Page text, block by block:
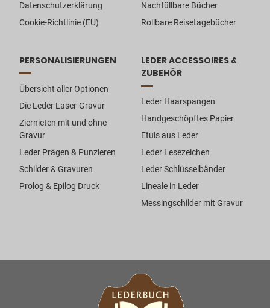
Datenschutzerklärung
Cookie-Richtlinie (EU)
Nachfüllbare Bücher
Rollbare Reisetagebücher
PERSONALISIERUNGEN
Übersicht aller Optionen
Die Leder Laser-Gravur
Ziernieten mit und ohne
Gravur
Leder Prägen & Punzieren
Schilder & Gravuren
Prolog & Epilog Druck
LEDER ACCESSOIRES &
ZUBEHÖR
Leder Haarspangen
Handgeschöpftes Papier
Etuis aus Leder
Leder Lesezeichen
Leder Schlüsselbänder
Lineale in Leder
Messingschilder mit Gravur